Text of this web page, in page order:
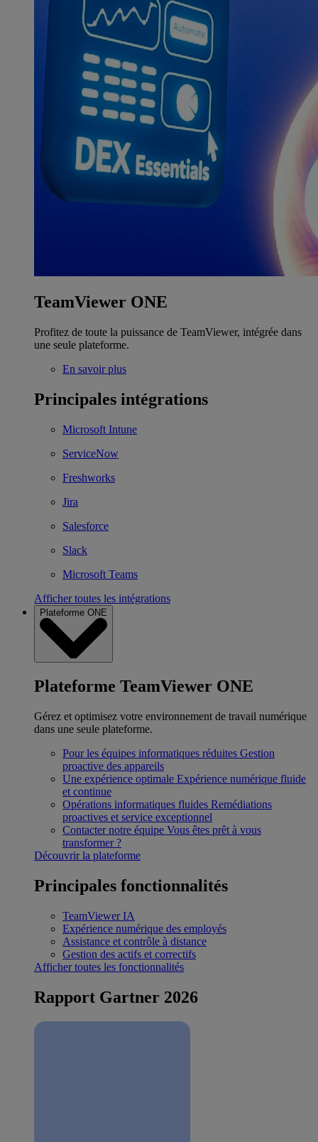
TeamViewer ONE
Profitez de toute la puissance de TeamViewer, intégrée dans
une seule plateforme.
En savoir plus
Principales intégrations
Microsoft Intune
ServiceNow
Freshworks
Jira
Salesforce
Slack
Microsoft Teams
Afficher toutes les intégrations
Plateforme ONE
Plateforme TeamViewer ONE
Gérez et optimisez votre environnement de travail numérique
dans une seule plateforme.
Pour les équipes informatiques réduites Gestion
proactive des appareils
Une expérience optimale Expérience numérique fluide
et continue
Opérations informatiques fluides Remédiations
proactives et service exceptionnel
Contacter notre équipe Vous êtes prêt à vous
transformer ?
Découvrir la plateforme
Principales fonctionnalités
TeamViewer IA
Expérience numérique des employés
Assistance et contrôle à distance
Gestion des actifs et correctifs
Afficher toutes les fonctionnalités
Rapport Gartner 2026